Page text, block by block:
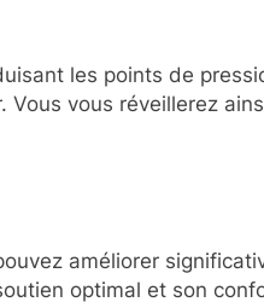
les points de
vous réveillerez
améliorer
optimal et son